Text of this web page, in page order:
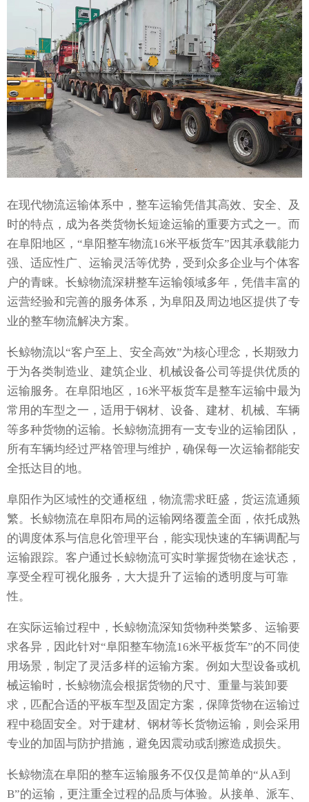
在现代物流运输体系中，整车运输凭借其高效、安全、及
时的特点，成为各类货物长短途运输的重要方式之一。而
在阜阳地区，“阜阳整车物流16米平板货车”因其承载能力
强、适应性广、运输灵活等优势，受到众多企业与个体客
户的青睐。长鲸物流深耕整车运输领域多年，凭借丰富的
运营经验和完善的服务体系，为阜阳及周边地区提供了专
业的整车物流解决方案。
长鲸物流以“客户至上、安全高效”为核心理念，长期致力
于为各类制造业、建筑企业、机械设备公司等提供优质的
运输服务。在阜阳地区，16米平板货车是整车运输中最为
常用的车型之一，适用于钢材、设备、建材、机械、车辆
等多种货物的运输。长鲸物流拥有一支专业的运输团队，
所有车辆均经过严格管理与维护，确保每一次运输都能安
全抵达目的地。
阜阳作为区域性的交通枢纽，物流需求旺盛，货运流通频
繁。长鲸物流在阜阳布局的运输网络覆盖全面，依托成熟
的调度体系与信息化管理平台，能实现快速的车辆调配与
运输跟踪。客户通过长鲸物流可实时掌握货物在途状态，
享受全程可视化服务，大大提升了运输的透明度与可靠
性。
在实际运输过程中，长鲸物流深知货物种类繁多、运输要
求各异，因此针对“阜阳整车物流16米平板货车”的不同使
用场景，制定了灵活多样的运输方案。例如大型设备或机
械运输时，长鲸物流会根据货物的尺寸、重量与装卸要
求，匹配合适的平板车型及固定方案，保障货物在运输过
程中稳固安全。对于建材、钢材等长货物运输，则会采用
专业的加固与防护措施，避免因震动或刮擦造成损失。
长鲸物流在阜阳的整车运输服务不仅仅是简单的“从A到
B”的运输，更注重全过程的品质与体验。从接单、派车、